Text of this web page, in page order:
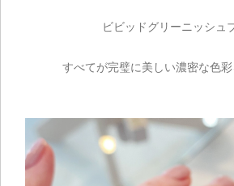
ビビッドグリーニッシュ
すべてが完璧に美しい濃密な色彩